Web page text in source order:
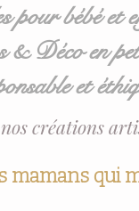
pour bébé et
& Déco en
et
mamans qui
créations